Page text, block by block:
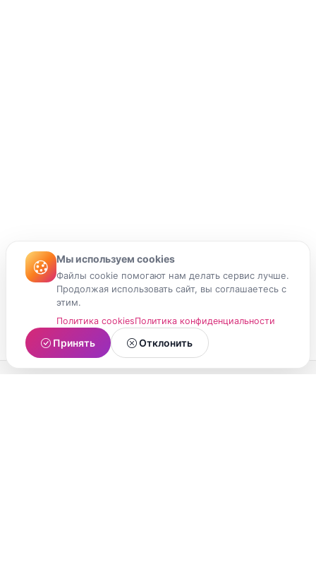
Мы используем cookies
Файлы cookie помогают нам делать сервис лучше.
Продолжая использовать сайт, вы соглашаетесь с
этим.
Политика cookiesПолитика конфиденциальности
Принять Отклонить